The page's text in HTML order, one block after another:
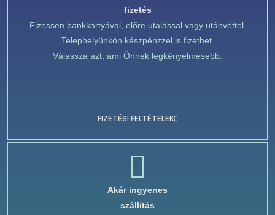
fizetés
Fizessen bankkártyával, előre utalással vagy utánvéttel.
Telephelyünkön készpénzzel is fizethet.
Válassza azt, ami Önnek legkényelmesebb.
FIZETÉSI FELTÉTELEK
Akár ingyenes
szállítás